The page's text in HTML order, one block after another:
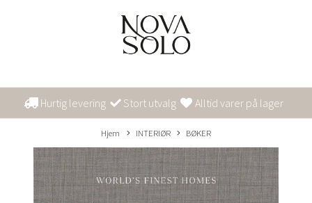
Hurtig levering Stort utvalg Alltid varer på lager
Hjem INTERIØR BØKER